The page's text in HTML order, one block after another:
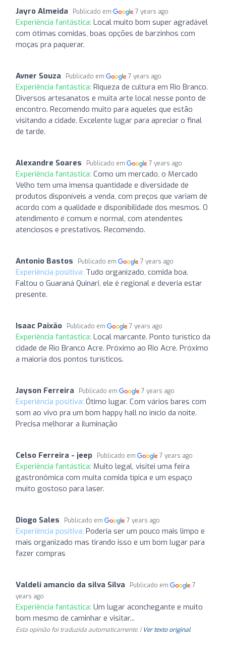
Jayro Almeida Publicado em 7 years ago
Experiência fantástica: Local muito bom super agradável
com ótimas comidas, boas opções de barzinhos com
moças pra paquerar.
Avner Souza Publicado em 7 years ago
Experiência fantástica: Riqueza de cultura em Rio Branco.
Diversos artesanatos e muita arte local nesse ponto de
encontro. Recomendo muito para aqueles que estão
visitando a cidade. Excelente lugar para apreciar o final
de tarde.
Alexandre Soares Publicado em 7 years ago
Experiência fantástica: Como um mercado, o Mercado
Velho tem uma imensa quantidade e diversidade de
produtos disponíveis a venda, com preços que variam de
acordo com a qualidade e disponibilidade dos mesmos. O
atendimento é comum e normal, com atendentes
atenciosos e prestativos. Recomendo.
Antonio Bastos Publicado em 7 years ago
Experiência positiva: Tudo organizado, comida boa.
Faltou o Guaraná Quinari, ele é regional e deveria estar
presente.
Isaac Paixão Publicado em 7 years ago
Experiência fantástica: Local marcante. Ponto turístico da
cidade de Rio Branco Acre. Próximo ao Rio Acre. Próximo
a maioria dos pontos turísticos.
Jayson Ferreira Publicado em 7 years ago
Experiência positiva: Ótimo lugar. Com vários bares com
som ao vivo pra um bom happy hall no início da noite.
Precisa melhorar a iluminação
Celso Ferreira - jeep Publicado em 7 years ago
Experiência fantástica: Muito legal, visitei uma feira
gastronômica com muita comida típica e um espaço
muito gostoso para laser.
Diogo Sales Publicado em 7 years ago
Experiência positiva: Poderia ser um pouco mais limpo e
mais organizado mas tirando isso e um bom lugar para
fazer compras
Valdeli amancio da silva Silva Publicado em
7
years ago
Experiência fantástica: Um lugar aconchegante e muito
bom mesmo de caminhar e visitar...
Esta opinião foi traduzida automaticamente. | Ver texto original